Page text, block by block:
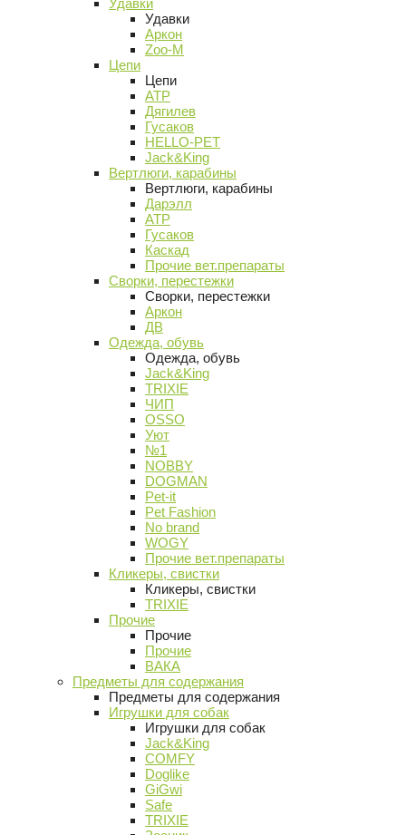
Удавки
Удавки
Аркон
Zoo-M
Цепи
Цепи
АТР
Дягилев
Гусаков
HELLO-PET
Jack&King
Вертлюги, карабины
Вертлюги, карабины
Дарэлл
АТР
Гусаков
Каскад
Прочие вет.препараты
Сворки, перестежки
Сворки, перестежки
Аркон
ДВ
Одежда, обувь
Одежда, обувь
Jack&King
TRIXIE
ЧИП
OSSO
Уют
№1
NOBBY
DOGMAN
Pet-it
Pet Fashion
No brand
WOGY
Прочие вет.препараты
Кликеры, свистки
Кликеры, свистки
TRIXIE
Прочие
Прочие
Прочие
ВАКА
Предметы для содержания
Предметы для содержания
Игрушки для собак
Игрушки для собак
Jack&King
COMFY
Doglike
GiGwi
Safe
TRIXIE